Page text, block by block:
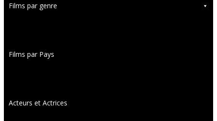
Films par genre
Films par Pays
Acteurs et Actrices